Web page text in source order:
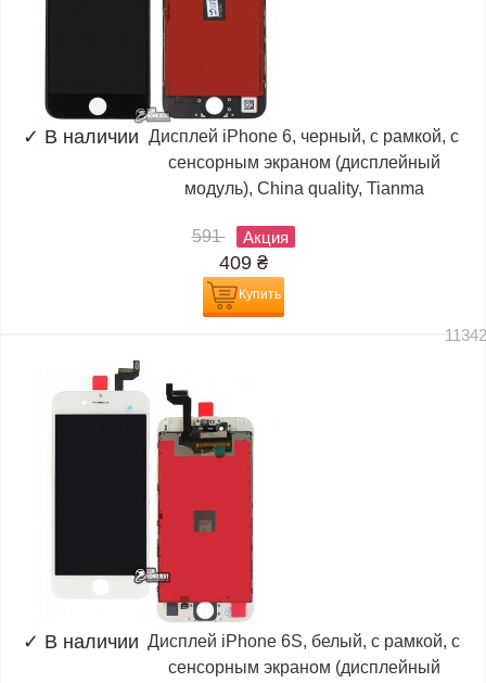
✓ В наличии Дисплей iPhone 6, черный, с рамкой, с
сенсорным экраном (дисплейный
модуль), China quality, Tianma
591 Акция
409 ₴
Купить
✓ В наличии Дисплей iPhone 6S, белый, с рамкой, с
сенсорным экраном (дисплейный